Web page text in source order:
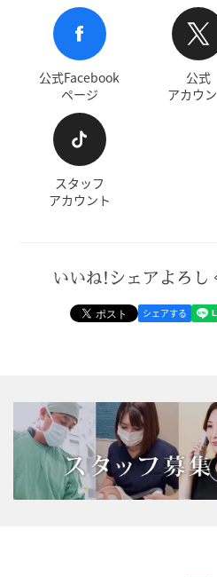
公式Facebook
ページ
公式
アカウ
スタッフ
アカウント
いいね!シェアよろし
シェアする